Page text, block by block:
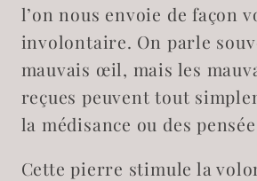
l’on nous envoie de façon
involontaire. On parle
mauvais œil, mais les
reçues peuvent tout
la médisance ou des
Cette pierre stimule la